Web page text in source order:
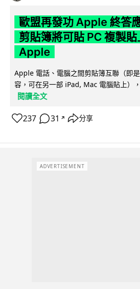
歐盟再發功 Apple 終答
剪貼簿將可貼 PC 複製
Apple
Apple 電話、電腦之間剪貼簿互聯（即
容，可在另一部 iPad, Mac 電腦貼上）
閱讀全文
237 31 ↗ 分享
ADVERTISEMENT